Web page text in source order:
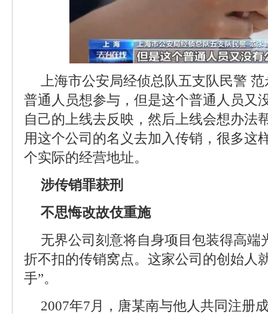
上海市公安局经侦总队五支队民警
普通人员想参与，但是这个普通人员又
自己的上线去反映，然后上线会想办法
用这个公司的名义去加入传销，很多这
个实际的经营地址。
涉传销罪获刑
不思悔改故伎重施
无界公司刻意将自身项目包装得高端
折不扣的传销窝点。这家公司的创始人
手”。
2007年7月，唐某南与他人共同注册